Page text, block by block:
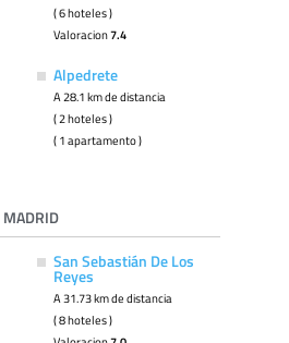
( 6 hoteles )
Valoracion7.4
Alpedrete
A 28.1 km de distancia
( 2 hoteles )
( 1 apartamento )
MADRID
San Sebastián De Los
Reyes
A 31.73 km de distancia
( 8 hoteles )